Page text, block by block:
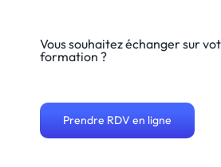
Vous souhaitez échanger sur
formation ?
Prendre RDV en ligne